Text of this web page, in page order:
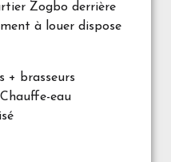
Zogbo derrière
à louer dispose
+ brasseurs
eau